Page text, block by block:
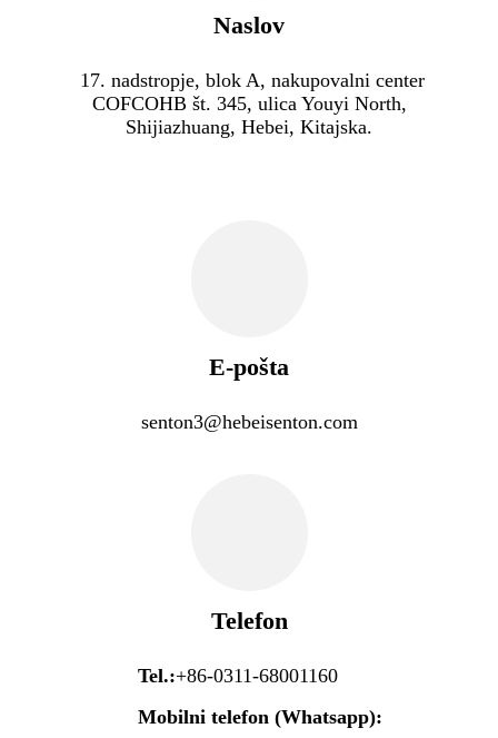
Naslov
17. nadstropje, blok A, nakupovalni center
COFCOHB št. 345, ulica Youyi North,
Shijiazhuang, Hebei, Kitajska.
E-pošta
senton3@hebeisenton.com
Telefon
Tel.:+86-0311-68001160
Mobilni telefon (Whatsapp):